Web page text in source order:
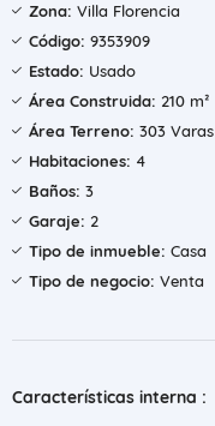
Zona: Villa Florencia
Código: 9353909
Estado: Usado
Área Construida: 210 m²
Área Terreno: 303 Varas
Habitaciones: 4
Baños: 3
Garaje: 2
Tipo de inmueble: Casa
Tipo de negocio: Venta
Características interna :